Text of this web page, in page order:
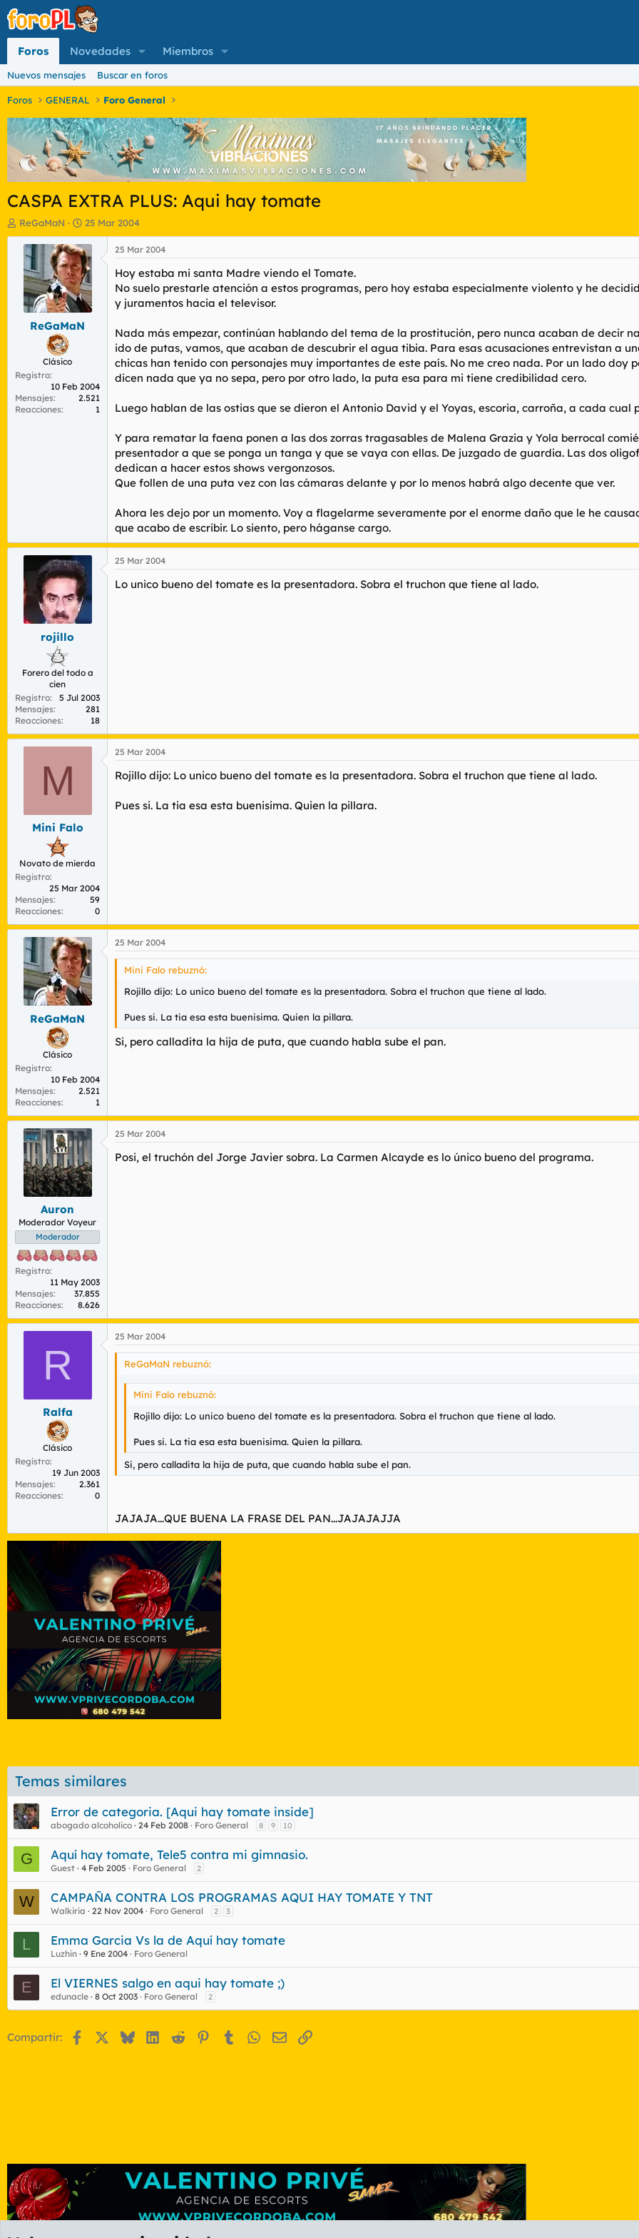
Foros Novedades Miembros
Nuevos mensajes Buscar en foros
Foros GENERAL Foro General
CASPA EXTRA PLUS: Aqui hay tomate
I
n
a
d
o
t
m
a
ReGaMaN
F
e
c
h
a
d
e
i
25 Mar 2004
ReGaMaN
Clásico
Registro
10 Feb 2004
Mensajes
2.521
Reacciones
1
25 Mar 2004
Hoy estaba mi santa Madre viendo el Tomate.
No suelo prestarle atención a estos programas, pero hoy estaba especialmente violento y he
y juramentos hacia el televisor.
Nada más empezar, continúan hablando del tema de la prostitución, pero nunca acaban de decir
ido de putas, vamos, que acaban de descubrir el agua tibia. Para esas acusaciones entrevistan a
chicas han tenido con personajes muy importantes de este país. No me creo nada. Por un lado doy
dicen nada que ya no sepa, pero por otro lado, la puta esa para mi tiene credibilidad cero.
Luego hablan de las ostias que se dieron el Antonio David y el Yoyas, escoria, carroña, a cada cual
Y para rematar la faena ponen a las dos zorras tragasables de Malena Grazia y Yola berrocal
presentador a que se ponga un tanga y que se vaya con ellas. De juzgado de guardia. Las dos
dedican a hacer estos shows vergonzosos.
Que follen de una puta vez con las cámaras delante y por lo menos habrá algo decente que ver.
Ahora les dejo por un momento. Voy a flagelarme severamente por el enorme daño que le he
que acabo de escribir. Lo siento, pero háganse cargo.
rojillo
Forero del todo a
cien
Registro
5 Jul 2003
Mensajes
281
Reacciones
18
25 Mar 2004
Lo unico bueno del tomate es la presentadora. Sobra el truchon que tiene al lado.
M
Mini Falo
Novato de mierda
Registro
25 Mar 2004
Mensajes
59
Reacciones
0
25 Mar 2004
Rojillo dijo: Lo unico bueno del tomate es la presentadora. Sobra el truchon que tiene al lado.
Pues si. La tia esa esta buenisima. Quien la pillara.
ReGaMaN
Clásico
Registro
10 Feb 2004
Mensajes
2.521
Reacciones
1
25 Mar 2004
Mini Falo rebuznó:
Rojillo dijo: Lo unico bueno del tomate es la presentadora. Sobra el truchon que tiene al lado.
Pues si. La tia esa esta buenisima. Quien la pillara.
Si, pero calladita la hija de puta, que cuando habla sube el pan.
Auron
Moderador Voyeur
Moderador
Registro
11 May 2003
Mensajes
37.855
Reacciones
8.626
25 Mar 2004
Posi, el truchón del Jorge Javier sobra. La Carmen Alcayde es lo único bueno del programa.
R
Ralfa
Clásico
Registro
19 Jun 2003
Mensajes
2.361
Reacciones
0
25 Mar 2004
ReGaMaN rebuznó:
Mini Falo rebuznó:
Rojillo dijo: Lo unico bueno del tomate es la presentadora. Sobra el truchon que tiene al lado.
Pues si. La tia esa esta buenisima. Quien la pillara.
Si, pero calladita la hija de puta, que cuando habla sube el pan.
JAJAJA...QUE BUENA LA FRASE DEL PAN...JAJAJAJJA
Temas similares
Error de categoria. [Aqui hay tomate inside]
abogado alcoholico 24 Feb 2008 Foro General 8 9 10
G Aquí hay tomate, Tele5 contra mi gimnasio.
Guest 4 Feb 2005 Foro General 2
W CAMPAÑA CONTRA LOS PROGRAMAS AQUI HAY TOMATE Y TNT
Walkiria 22 Nov 2004 Foro General 2 3
L Emma Garcia Vs la de Aquí hay tomate
Luzhin 9 Ene 2004 Foro General
E El VIERNES salgo en aqui hay tomate ;)
edunacle 8 Oct 2003 Foro General 2
Compartir: FacebookBlueskyLinkedIn
Reddit Pinterest
Tumblr WhatsApp
EmailEnlace